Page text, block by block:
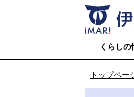
くらしの
トップペー